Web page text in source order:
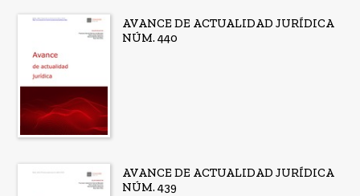
AVANCE DE ACTUALIDAD JURÍDICA
NÚM. 440
AVANCE DE ACTUALIDAD JURÍDICA
NÚM. 439